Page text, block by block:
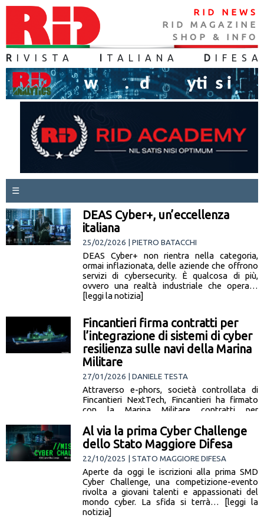
RID NEWS
RID MAGAZINE
SHOP & INFO
R IVISTA TALIANA D IFES A
☰
DEAS Cyber+, un’eccellenza
italiana
25/02/2026 | PIETRO BATACCHI
DEAS Cyber+ non rientra nella categoria,
ormai inflazionata, delle aziende che offrono
servizi di cybersecurity. È qualcosa di più,
ovvero una realtà industriale che opera…
[leggi la notizia]
Fincantieri firma contratti per
l’integrazione di sistemi di cyber
resilienza sulle navi della Marina
Militare
27/01/2026 | DANIELE TESTA
Attraverso e-phors, società controllata di
Fincantieri NextTech, Fincantieri ha firmato
con la Marina Militare contratti per
cibernetica sulle navi della… [leggi la notizia]
Al via la prima Cyber Challenge
dello Stato Maggiore Difesa
22/10/2025 | STATO MAGGIORE DIFESA
Aperte da oggi le iscrizioni alla prima SMD
Cyber Challenge, una competizione-evento
rivolta a giovani talenti e appassionati del
mondo cyber. La sfida si terrà… [leggi la
notizia]